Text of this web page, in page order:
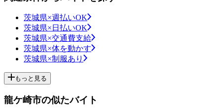
茨城県×週払いOK
茨城県×日払いOK
茨城県×交通費支給
茨城県×体を動かす
茨城県×制服あり
もっと見る
龍ケ崎市の似たバイト